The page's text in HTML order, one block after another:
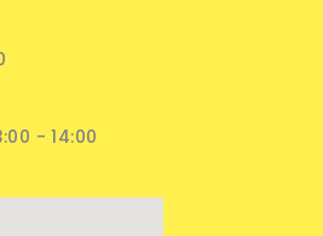
- 14:00